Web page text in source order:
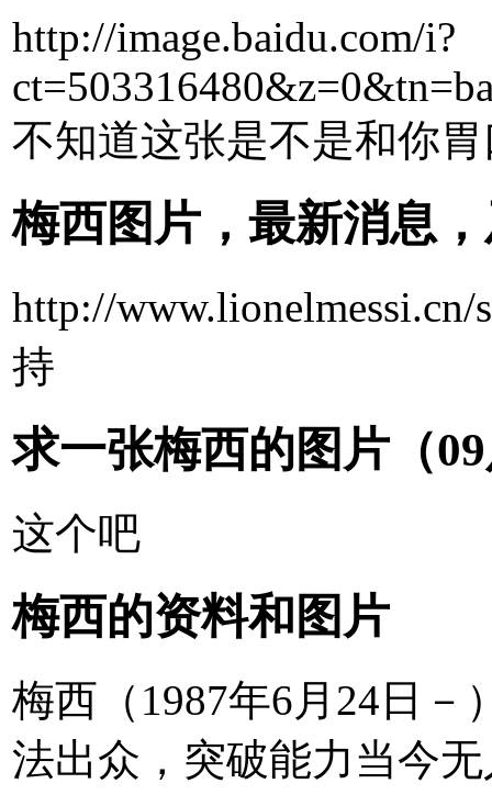
http://image.baidu.com/i?
不知道这张是不是和你胃
梅西图片，最新消息
http://
持
求一张梅西的图片（
这个吧
梅西的资料和图片
梅西（1987年6月24日
法出众，突破能力当今